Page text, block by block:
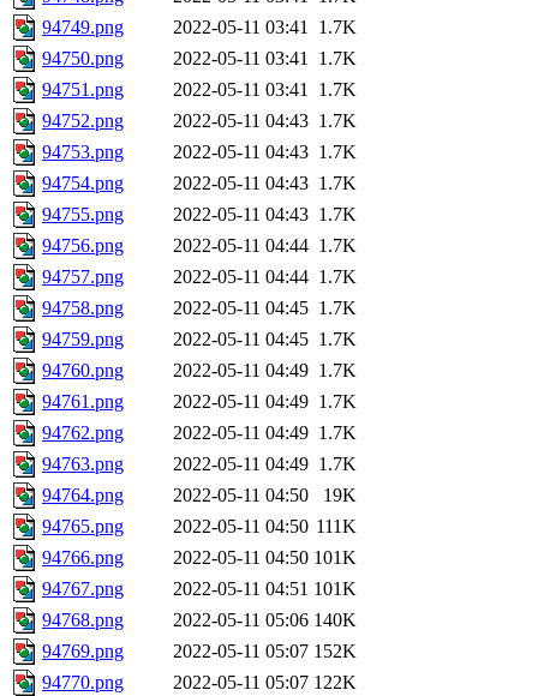
94749.png
2022-05-11 03:41 1.7K
94750.png
2022-05-11 03:41 1.7K
94751.png
2022-05-11 03:41 1.7K
94752.png
2022-05-11 04:43 1.7K
94753.png
2022-05-11 04:43 1.7K
94754.png
2022-05-11 04:43 1.7K
94755.png
2022-05-11 04:43 1.7K
94756.png
2022-05-11 04:44 1.7K
94757.png
2022-05-11 04:44 1.7K
94758.png
2022-05-11 04:45 1.7K
94759.png
2022-05-11 04:45 1.7K
94760.png
2022-05-11 04:49 1.7K
94761.png
2022-05-11 04:49 1.7K
94762.png
2022-05-11 04:49 1.7K
94763.png
2022-05-11 04:49 1.7K
94764.png
2022-05-11 04:50
19K
94765.png
2022-05-11 04:50 111K
94766.png
2022-05-11 04:50 101K
94767.png
2022-05-11 04:51 101K
94768.png
2022-05-11 05:06 140K
94769.png
2022-05-11 05:07 152K
94770.png
2022-05-11 05:07 122K